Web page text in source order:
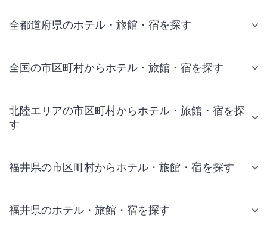
全都道府県のホテル・旅館・宿を探す
全国の市区町村からホテル・旅館・宿を探す
北陸エリアの市区町村からホテル・旅館・宿を探
す
福井県の市区町村からホテル・旅館・宿を探す
福井県のホテル・旅館・宿を探す